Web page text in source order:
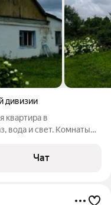
дивизии
квартира в
вода и свет. Комнаты
можно построить
Чат